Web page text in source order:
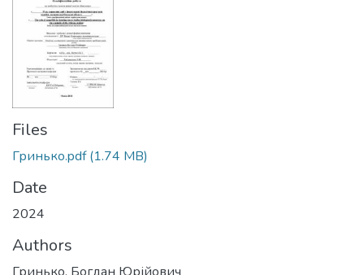
Files
Гринько.pdf(1.74 MB)
Date
2024
Authors